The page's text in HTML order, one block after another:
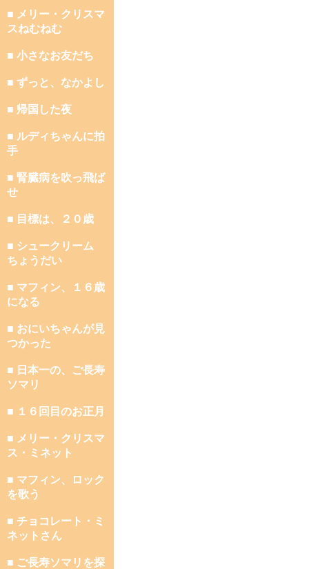
■ メリー・クリスマ
スねむねむ
■ 小さなお友だち
■ ずっと、なかよし
■ 帰国した夜
■ ルディちゃんに拍
手
■ 腎臓病を吹っ飛ば
せ
■ 目標は、２０歳
■ シュークリーム
ちょうだい
■ マフィン、１６歳
になる
■ おにいちゃんが見
つかった
■ 日本一の、ご長寿
ソマリ
■ １６回目のお正月
■ メリー・クリスマ
ス・ミネット
■ マフィン、ロック
を歌う
■ チョコレート・ミ
ネットさん
■ ご長寿ソマリを探